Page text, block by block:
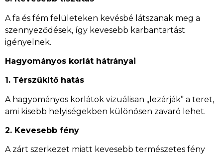
A fa és fém felületeken kevésbé látszanak meg a
szennyeződések, így kevesebb karbantartást
igényelnek.
Hagyományos korlát hátrányai
1. Térszűkítő hatás
A hagyományos korlátok vizuálisan „lezárják” a teret,
ami kisebb helyiségekben különösen zavaró lehet.
2. Kevesebb fény
A zárt szerkezet miatt kevesebb természetes fény